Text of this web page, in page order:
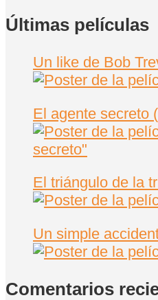
Últimas películas
Un like de Bob
El agente secreto
El triángulo de la
Un simple
Comentarios